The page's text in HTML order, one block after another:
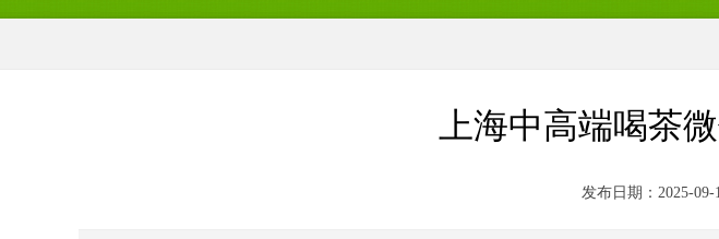
上海中高端喝茶
发布日期：2025-